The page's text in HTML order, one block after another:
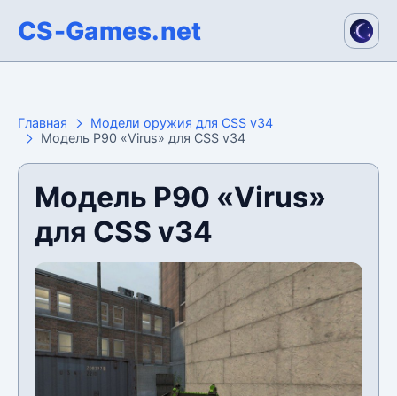
CS-Games.net
Главная
Модели оружия для CSS v34
Модель P90 «Virus» для CSS v34
Модель P90 «Virus»
для CSS v34